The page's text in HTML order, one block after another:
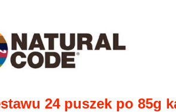
24 puszek po 85g